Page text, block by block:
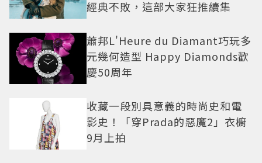
經典不敗，這部大家狂推續集
蕭邦L'Heure du Diamant巧玩多
元幾何造型 Happy Diamonds歡
慶50周年
收藏一段別具意義的時尚史和電
影史！「穿Prada的惡魔2」衣櫥
9月上拍